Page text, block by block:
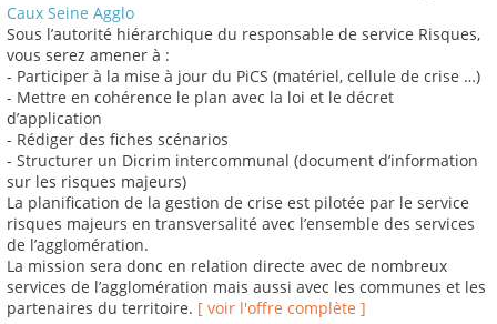
Caux Seine Agglo
Sous l’autorité hiérarchique du responsable de service Risques,
vous serez amener à :
- Participer à la mise à jour du PiCS (matériel, cellule de crise …)
- Mettre en cohérence le plan avec la loi et le décret
d’application
- Rédiger des fiches scénarios
- Structurer un Dicrim intercommunal (document d’information
sur les risques majeurs)
La planification de la gestion de crise est pilotée par le service
risques majeurs en transversalité avec l’ensemble des services
de l’agglomération.
La mission sera donc en relation directe avec de nombreux
services de l’agglomération mais aussi avec les communes et les
partenaires du territoire. [ voir l'offre complète ]